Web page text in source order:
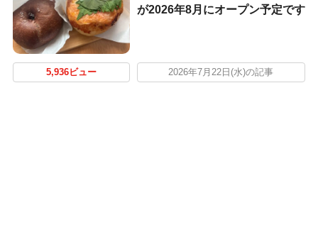
が2026年8月にオープン予定です
5,936ビュー 2026年7月22日(水)の記事